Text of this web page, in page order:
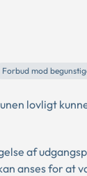
Forbud mod
lovligt
af
anses for at